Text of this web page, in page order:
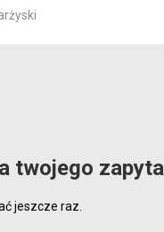
twojego
jeszcze raz.